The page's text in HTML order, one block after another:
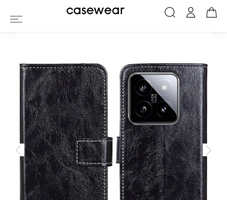
Housse Xiaomi 14 effet cuir luxueux
casewear